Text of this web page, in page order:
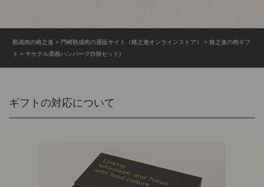
熟成肉の格之進 門崎熟成肉の通販サイト（格之進オンラインストア）
格之進の肉ギフ
ト
ヤケテル黒格ハンバーグ(5個セット)
ギフトの対応について